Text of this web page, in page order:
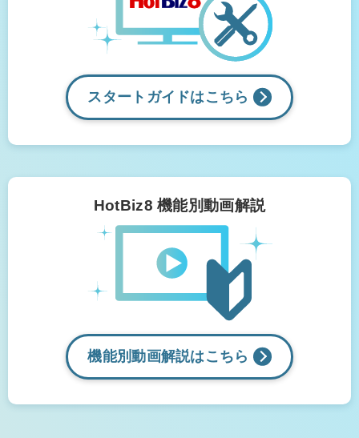
スタートガイドは こちら
HotBiz8 機能別動画解説
機能別動画解説は こちら